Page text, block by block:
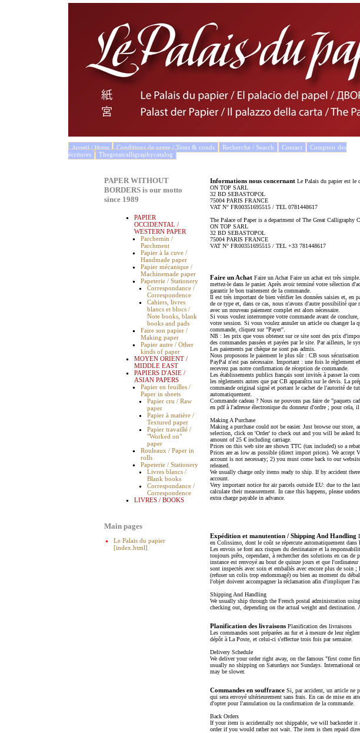
Accueil / Home Conditions de vente / Tems & conds Recherche / Search Contact
Comptoir des
écritures
Thegreatcalligraphycatalog
PAPER WITHOUT
BORDERS is our motto
since 1989
PAPIER
OCCIDENTAL /
WESTERN PAPER
Parchemin /
Parchment
Papier à la cuve /
Handmade paper
Papier mécanique /
Machinemade paper
Papeterie / Stationery
Correspondance /
Correspondence
Cahiers, livres
blancs et blocs /
Note books, blank
books and pads
Faire son papier /
Making paper
Papier autre / Other
kinds of paper
MOYEN ORIENT /
MIDDLE EAST
PAPIERS D'ASIE /
ASIAN PAPERS
Papier en feuilles /
Paper in sheets
Papier cru / Raw
paper
Papier à matière /
Textured paper
Papier travaillé /
"Worked on"
paper
Rouleaux / Paper in
rolls
Papeterie / Stationery
Livres blancs /
Blank books
Correspondance /
Correspondence
LIVRES / BOOKS
Main pages
Le Palais du papier
[index.html]
Informations nous concernant Le Palais du papier est le
ON TOP SARL
32 BD SEBASTOPOL
75004 PARIS FRANCE
VAT N° FR00351695515 / TEL 0781448617
The Palace of Paper is a department of The Great Calligraphy
ON TOP SARL
32 BD SEBASTOPOL
75004 PARIS FRANCE
VAT N° FR00351695515 / TEL +33 781448617
Faire un Achat Faire un Achat Faire un achat est très
mettez-le dans le panier. Après avoir terminé votre sélection
garantir le bon traitement de la commande.
Il est très important de bien vérifier les données saisies et, en
de ce type et, dans ce cas, nous n'avons d'autre possibilité
avec un nouveau paiement complet est alors nécessaire.
Si vous voulez interrompre votre commande avant de
votre session. Si vous voulez annuler un article ou changer
commande, cliquez sur "Payer".
NB : les prix que vous obtenez sur ce site sont des prix
des commandes passées et payées par le site. Par ailleurs, le
Les paiements par chèque ne sont pas admis.
Nous proposons le paiement le plus sûr : CB sous
PayPal n'est pas nécessaire. Important : une fois le règlement
recevrez pas notre confirmation de réception de commande.
Les établissements publics français sont invités à passer la
les règlements autres que par CB apparaîtra sur le devis. La
commande original signé et portant le cachet de l'autorité de
automatiquement.
Commande cadeau ? Nous ne pouvons pas faire de "paquets
en pdf à l'adresse électronique du donneur d'ordre ; pour
Making A Purchase
Making a purchase could not be easier. Just browse our
selection, click on 'Order' to check out and you will be asked
amount of 25 € including carriage.
Prices on this web site are shown TTC (tax included) so a
Prices are as low as possible (direct import prices). We
account is not necessary; 2) you must come back to our
released.
We usually charge only items ready to ship. If by accident
account.
Very important notice for air parcels outside EU: due to the
calculate their measurement. In case this happens, please
extra charge payable in advance.
Expédition et manutention / Shipping And Handling
en Colissimo, dont le coût se répercute automatiquement dans
Les envois se font aux risques du destinataire et la
toujours prêts, cependant, à rechercher des solutions en cas
instance est renvoyé au bout de quinze jours et que
sont inspectés avec soin et emballés avec encore plus de
(refuser un colis trop endommagé) ou bien au moment du
l'objet doivent accompagner la réclamation afin d'impliquer
Shipping And Handling
We usually ship through the French postal administration
checking out, depending on the actual weight and
Planification des livraisons Planification des livraisons
Les commandes sont préparées au fur et à mesure de leur
dépôt à La Poste, et celui-ci s'effectue trois fois par semaine.
Delivery Schedule
We deliver your order right away, on the famous "first come
usually no shipping on Saturdays nor Sundays. International
may be slower.
Commandes en souffrance Si, par accident, un article ne
qui sera envoyé ultérieurement sans frais. En cas de mise en
d'opter pour l'annulation ou la confirmation de la commande.
Back Orders
If your item is accidentally not shippable, we will backorder
order if you would rather not wait. The item is then repaid